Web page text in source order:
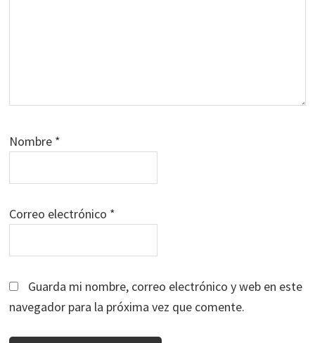
Nombre *
Correo electrónico *
Guarda mi nombre, correo electrónico y web en este
navegador para la próxima vez que comente.